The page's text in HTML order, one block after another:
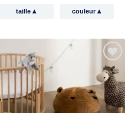
taille▴ couleur▴